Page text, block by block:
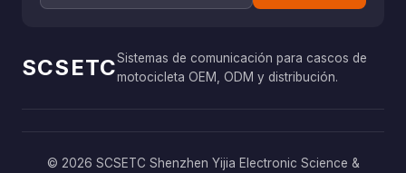
SCSETCSistemas de comunicación para cascos de
motocicleta OEM, ODM y distribución.
© 2026 SCSETC Shenzhen Yijia Electronic Science &